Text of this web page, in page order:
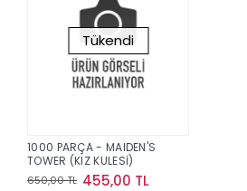
Tükendi
1000 PARÇA - MAIDEN'S
TOWER (KIZ KULESİ)
650,00 TL 455,00 TL